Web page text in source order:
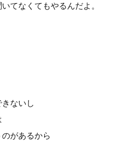
てなくてもやるんだよ。
ないし
があるから